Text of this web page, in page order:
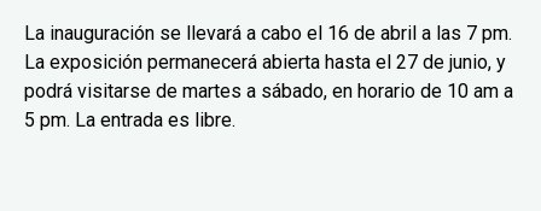
La inauguración se llevará a cabo el 16 de abril a las 7 pm.
La exposición permanecerá abierta hasta el 27 de junio, y
podrá visitarse de martes a sábado, en horario de 10 am a
5 pm. La entrada es libre.